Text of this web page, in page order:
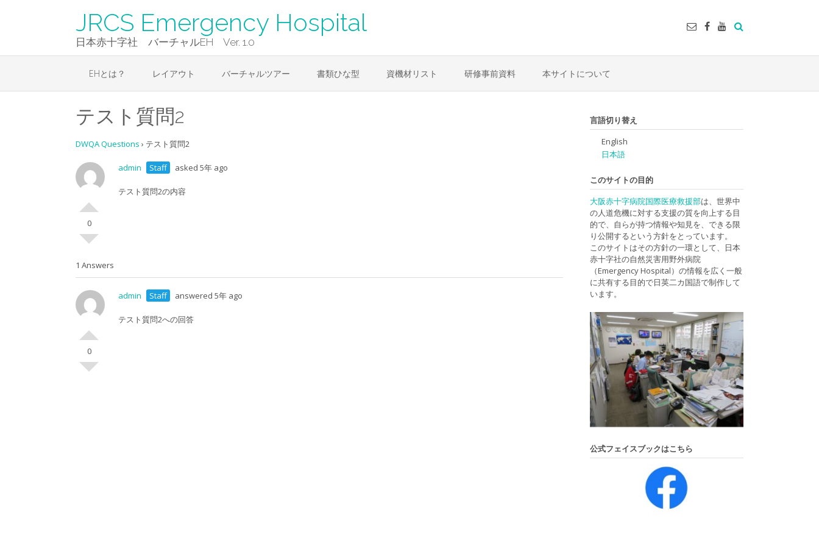
JRCS Emergency Hospital
日本赤十字社 バーチャルEH Ver. 1.0
EHとは？ レイアウト バーチャルツアー 書類ひな型 資機材リスト 研修事前資料 本サイトについて
テスト質問2
DWQA Questions › テスト質問2
0
admin Staff asked 5年 ago
テスト質問2の内容
1 Answers
0
admin Staff answered 5年 ago
テスト質問2への回答
言語切り替え
English
日本語
このサイトの目的
大阪赤十字病院国際医療救援部は、世界中
の人道危機に対する支援の質を向上する目
的で、自らが持つ情報や知見を、できる限
り公開するという方針をとっています。
このサイトはその方針の一環として、日本
赤十字社の自然災害用野外病院
（Emergency Hospital）の情報を広く一般
に共有する目的で日英二カ国語で制作して
います。
公式フェイスブックはこちら